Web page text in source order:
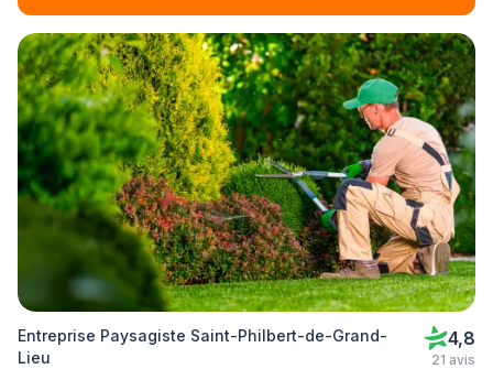
Entreprise Paysagiste Saint-Philbert-de-Grand-
Lieu
4,8
21 avis